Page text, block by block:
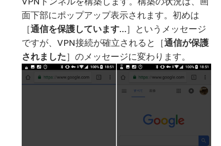
面下部にポップアップ表示されます。初めは
［通信を保護しています…］というメッセージ
ですが、VPN接続が確立されると［通信が保護
されました］のメッセージに変わります。